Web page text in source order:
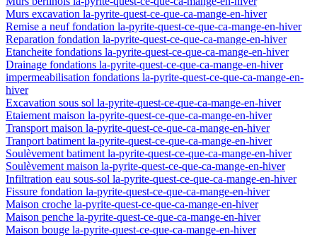
Murs excavation la-pyrite-quest-ce-que-ca-mange-en-hiver
Remise a neuf fondation la-pyrite-quest-ce-que-ca-mange-en-hiver
Reparation fondation la-pyrite-quest-ce-que-ca-mange-en-hiver
Etancheite fondations la-pyrite-quest-ce-que-ca-mange-en-hiver
Drainage fondations la-pyrite-quest-ce-que-ca-mange-en-hiver
impermeabilisation fondations la-pyrite-quest-ce-que-ca-mange-en-
hiver
Excavation sous sol la-pyrite-quest-ce-que-ca-mange-en-hiver
Etaiement maison la-pyrite-quest-ce-que-ca-mange-en-hiver
Transport maison la-pyrite-quest-ce-que-ca-mange-en-hiver
Tranport batiment la-pyrite-quest-ce-que-ca-mange-en-hiver
Soulèvement batiment la-pyrite-quest-ce-que-ca-mange-en-hiver
Soulèvement maison la-pyrite-quest-ce-que-ca-mange-en-hiver
Infiltration eau sous-sol la-pyrite-quest-ce-que-ca-mange-en-hiver
Fissure fondation la-pyrite-quest-ce-que-ca-mange-en-hiver
Maison croche la-pyrite-quest-ce-que-ca-mange-en-hiver
Maison penche la-pyrite-quest-ce-que-ca-mange-en-hiver
Maison bouge la-pyrite-quest-ce-que-ca-mange-en-hiver